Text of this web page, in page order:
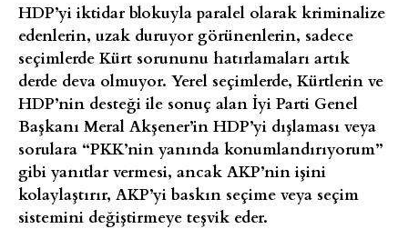
HDP’yi iktidar blokuyla paralel olarak kriminalize
edenlerin, uzak duruyor görünenlerin, sadece
seçimlerde Kürt sorununu hatırlamaları artık
derde deva olmuyor. Yerel seçimlerde, Kürtlerin ve
HDP’nin desteği ile sonuç alan İyi Parti Genel
Başkanı Meral Akşener’in HDP’yi dışlaması veya
sorulara “PKK’nin yanında konumlandırıyorum”
gibi yanıtlar vermesi, ancak AKP’nin işini
kolaylaştırır, AKP’yi baskın seçime veya seçim
sistemini değiştirmeye teşvik eder.